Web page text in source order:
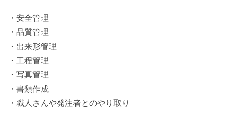
・安全管理
・品質管理
・出来形管理
・工程管理
・写真管理
・書類作成
・職人さんや発注者とのやり取り